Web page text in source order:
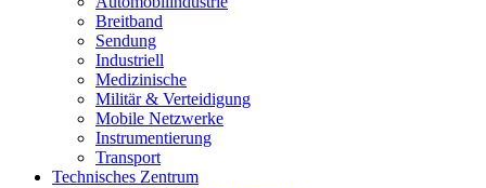
Breitband
Sendung
Industriell
Medizinische
Militär & Verteidigung
Mobile Netzwerke
Instrumentierung
Transport
Technisches Zentrum